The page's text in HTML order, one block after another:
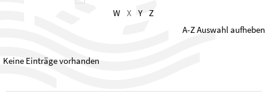
W
X Y
Z
A-Z Auswahl aufheben
Keine Einträge vorhanden